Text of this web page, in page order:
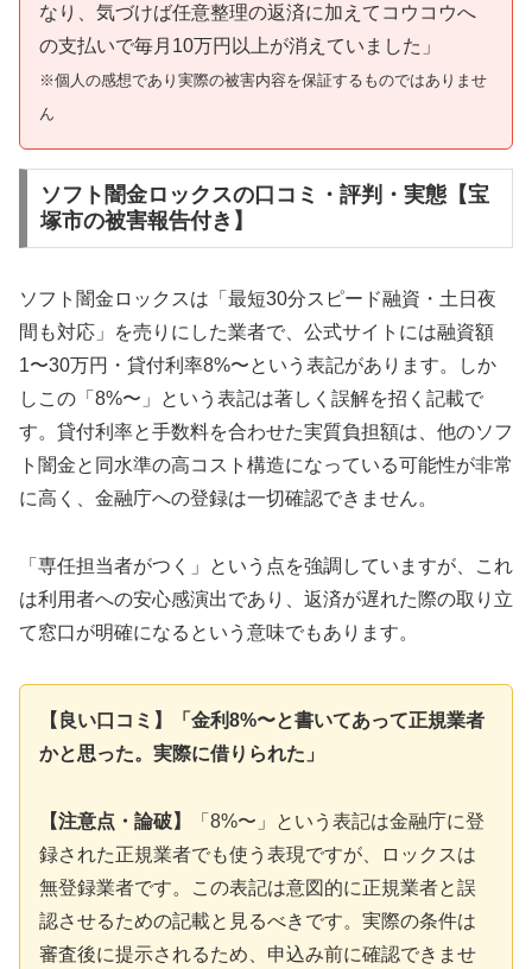
なり、気づけば任意整理の返済に加えてコウコウへ
の支払いで毎月10万円以上が消えていました」
※個人の感想であり実際の被害内容を保証するものではありませ
ん
ソフト闇金ロックスの口コミ・評判・実態【宝
塚市の被害報告付き】
ソフト闇金ロックスは「最短30分スピード融資・土日夜
間も対応」を売りにした業者で、公式サイトには融資額
1〜30万円・貸付利率8%〜という表記があります。しか
しこの「8%〜」という表記は著しく誤解を招く記載で
す。貸付利率と手数料を合わせた実質負担額は、他のソフ
ト闇金と同水準の高コスト構造になっている可能性が非常
に高く、金融庁への登録は一切確認できません。
「専任担当者がつく」という点を強調していますが、これ
は利用者への安心感演出であり、返済が遅れた際の取り立
て窓口が明確になるという意味でもあります。
【良い口コミ】「金利8%〜と書いてあって正規業者
かと思った。実際に借りられた」
【注意点・論破】
「8%〜」という表記は金融庁に登
録された正規業者でも使う表現ですが、ロックスは
無登録業者です。この表記は意図的に正規業者と誤
認させるための記載と見るべきです。実際の条件は
審査後に提示されるため、申込み前に確認できませ